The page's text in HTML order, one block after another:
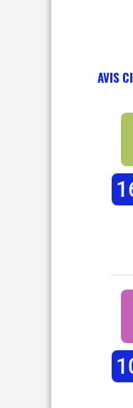
AVIS